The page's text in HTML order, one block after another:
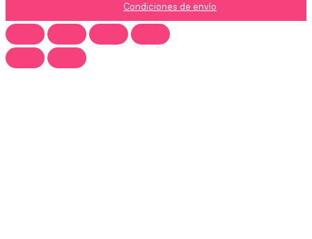
Condiciones de envío